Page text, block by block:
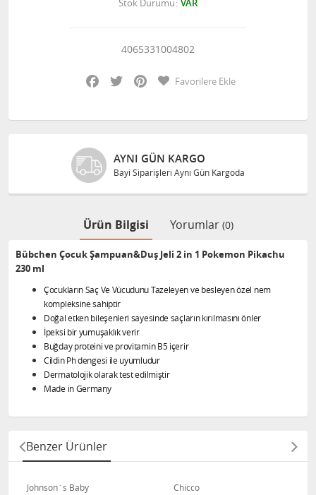
Stok Durumu VAR
4065331004802
Facebook
Twitter PinterestFavorilere Ekle
AYNI GÜN KARGO
Bayi Siparişleri Aynı Gün Kargoda
Ürün Bilgisi Yorumlar (0)
Bübchen Çocuk Şampuan&Duş Jeli 2 in 1 Pokemon Pikachu
230 ml
Çocukların Saç Ve Vücudunu Tazeleyen ve besleyen özel nem
kompleksine sahiptir
Doğal etken bileşenleri sayesinde saçların kırılmasını önler
İpeksi bir yumuşaklık verir
Buğday proteini ve provitamin B5 içerir
Cildin Ph dengesi ile uyumludur
Dermatolojik olarak test edilmiştir
Made in Germany
Benzer Ürünler
Johnson´s Baby Chicco